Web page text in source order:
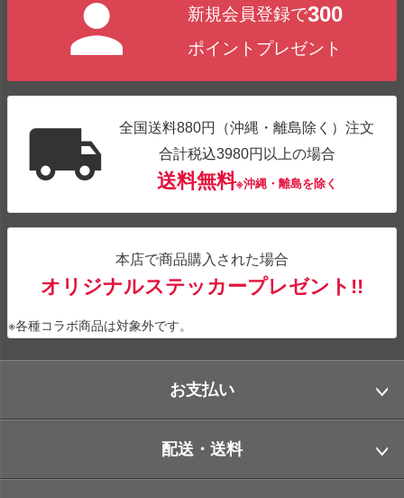
新規会員登録で300
ポイントプレゼント
全国送料880円（沖縄・離島除く）注文
合計税込3980円以上の場合
送料無料※沖縄・離島を除く
本店で商品購入された場合
オリジナルステッカープレゼント!!
※各種コラボ商品は対象外です。
お支払い
配送・送料